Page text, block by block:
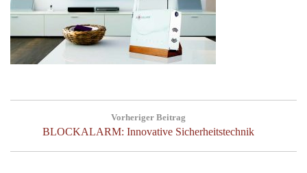
Vorheriger Beitrag
Previous
BLOCKALARM: Innovative Sicherheitstechnik